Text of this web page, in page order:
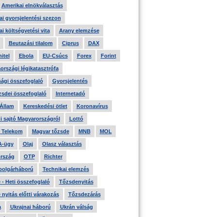
Amerikai elnökválasztás
gyorsjelentési szezon
költségvetési vita Arany elemzése
Beutazási tilalom Ciprus DAX
Ebola EU-Csúcs Forex Forint
légikatasztrófa
összefoglaló Gyorsjelentés
összefoglaló Internetadó
Kereskedési ötlet Koronavírus
sajtó Magyarországról Lottó
Telekom Magyar tőzsde MNB MOL
ügy Olaj Olasz választás
OTP Richter
Technikai elemzés
- Heti összefoglaló Tőzsdenyitás
nyitás előtti várakozás Tőzsdezárás
Ukrajnai háború Ukrán válság